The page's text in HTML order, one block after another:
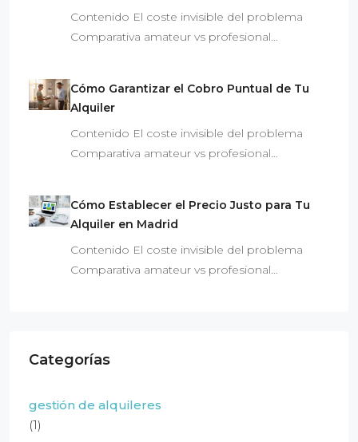
Contenido El coste invisible del problema
Comparativa amateur vs profesional…
Cómo Garantizar el Cobro Puntual de Tu
Alquiler
Contenido El coste invisible del problema
Comparativa amateur vs profesional…
Cómo Establecer el Precio Justo para Tu
Alquiler en Madrid
Contenido El coste invisible del problema
Comparativa amateur vs profesional…
Categorías
gestión de alquileres
(1)